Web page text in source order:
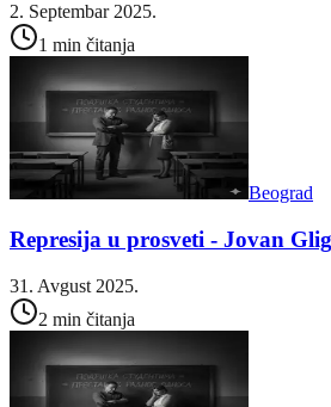
2. Septembar 2025.
1 min čitanja
Beograd
Represija u prosveti - Jovan
31. Avgust 2025.
2 min čitanja